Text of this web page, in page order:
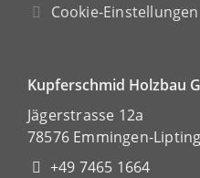
Cookie-Einstellungen
Kupferschmid Holzbau
Jägerstrasse 12a
78576 Emmingen-
+49 7465 1664